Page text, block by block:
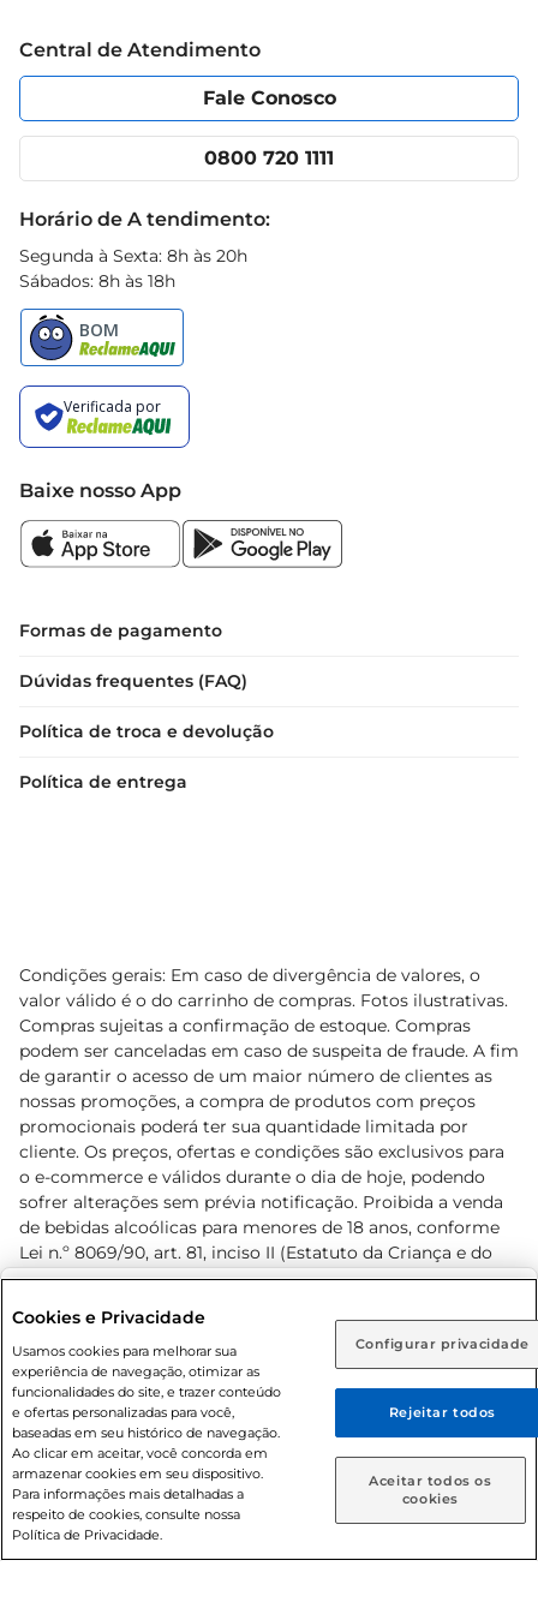
Rio de Janeiro (RJ) Goiás (GO)
Ou
Caso queira comprar online, informe como deseja receber
suas compras:
Entrega em casa Retire em Loja
Política de Privacidade
Portal do fornecedor
Cencosud Media
Código de Ética
App Prezunic
Central de Atendimento
Fale Conosco
0800 720 1111
Horário de A tendimento:
Segunda à Sexta: 8h às 20h
Sábados: 8h às 18h
Baixe nosso App
Formas de pagamento
Dúvidas frequentes (FAQ)
Política de troca e devolução
Política de entrega
Condições gerais: Em caso de divergência de valores, o
valor válido é o do carrinho de compras. Fotos ilustrativas.
Compras sujeitas a confirmação de estoque. Compras
podem ser canceladas em caso de suspeita de fraude. A fim
de garantir o acesso de um maior número de clientes as
nossas promoções, a compra de produtos com preços
promocionais poderá ter sua quantidade limitada por
cliente. Os preços, ofertas e condições são exclusivos para
o e-commerce e válidos durante o dia de hoje, podendo
sofrer alterações sem prévia notificação. Proibida a venda
de bebidas alcoólicas para menores de 18 anos, conforme
Lei n.º 8069/90, art. 81, inciso II (Estatuto da Criança e do
Adolescente). Preços e condições exclusivos para o
prévio. O valor mínimo para as compras on-line é de R$
80,00.
© 2026 Copyright. Todos os direitos
reservados Prezunic.
Cookies e Privacidade
Usamos cookies para melhorar sua
experiência de navegação, otimizar as
funcionalidades do site, e trazer conteúdo
e ofertas personalizadas para você,
baseadas em seu histórico de navegação.
Ao clicar em aceitar, você concorda em
armazenar cookies em seu dispositivo.
Para informações mais detalhadas a
respeito de cookies, consulte nossa
Política de Privacidade.
Configurar privacidade
Rejeitar todos
Aceitar todos os
cookies